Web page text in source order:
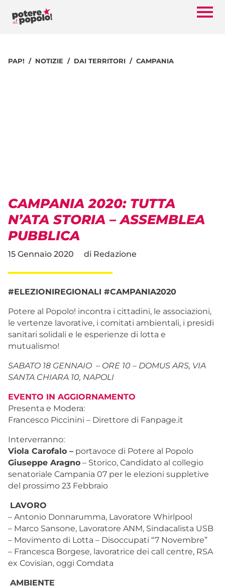
PAP! NOTIZIE DAI TERRITORI CAMPANIA
CAMPANIA 2020: TUTTA
N’ATA STORIA – ASSEMBLEA
PUBBLICA
15 Gennaio 2020 di Redazione
#ELEZIONIREGIONALI #CAMPANIA2020
Potere al Popolo! incontra i cittadini, le associazioni,
le vertenze lavorative, i comitati ambientali, i presidi
sanitari solidali e le esperienze di lotta e
mutualismo!
SABATO 18 GENNAIO – ORE 10 – DOMUS ARS, VIA
SANTA CHIARA 10, NAPOLI
EVENTO IN AGGIORNAMENTO
Presenta e Modera:
Francesco Piccinini – Direttore di Fanpage.it
Interverranno:
Viola Carofalo – portavoce di Potere al Popolo
Giuseppe Aragno – Storico, Candidato al collegio
senatoriale Campania 07 per le elezioni suppletive
del prossimo 23 Febbraio
LAVORO
– Antonio Donnarumma, Lavoratore Whirlpool
– Marco Sansone, Lavoratore ANM, Sindacalista USB
– Movimento di Lotta – Disoccupati “7 Novembre”
– Francesca Borgese, lavoratrice dei call centre, RSA
ex Covisian, oggi Comdata
AMBIENTE